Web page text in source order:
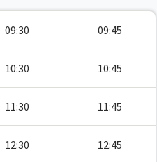
09:30 09:45
10:30 10:45
11:30 11:45
12:30 12:45